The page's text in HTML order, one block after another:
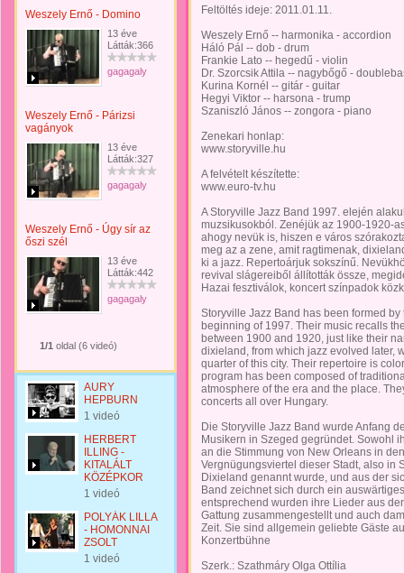
Weszely Ernő - Domino
13 éve
Látták:366
gagagaly
Weszely Ernő - Párizsi
vagányok
13 éve
Látták:327
gagagaly
Weszely Ernő - Úgy sír az
őszi szél
13 éve
Látták:442
gagagaly
1/1 oldal (6 videó)
AURY
HEPBURN
1 videó
HERBERT
ILLING -
KITALÁLT
KÖZÉPKOR
1 videó
POLYÁK LILLA
- HOMONNAI
ZSOLT
1 videó
Feltöltés ideje: 2011.01.11.
Weszely Ernő -- harmonika - accordion
Háló Pál -- dob - drum
Frankie Lato -- hegedű - violin
Dr. Szorcsik Attila -- nagybőgő -
Kurina Kornél -- gitár - guitar
Hegyi Viktor -- harsona - trump
Szaniszló János -- zongora - piano
Zenekari honlap:
www.storyville.hu
A felvételt készítette:
www.euro-tv.hu
A Storyville Jazz Band 1997. elején
muzsikusokból. Zenéjük az 1900-1920-
ahogy nevük is, hiszen e város
meg az a zene, amit ragtimenak,
ki a jazz. Repertoárjuk sokszínű.
revival slágereiből állították össze,
Hazai fesztiválok, koncert színpadok
Storyville Jazz Band has been formed
beginning of 1997. Their music recalls
between 1900 and 1920, just like their
dixieland, from which jazz evolved later,
quarter of this city. Their repertoire is
program has been composed of
atmosphere of the era and the place.
concerts all over Hungary.
Die Storyville Jazz Band wurde Anfang
Musikern in Szeged gegründet. Sowohl
an die Stimmung von New Orleans in
Vergnügungsviertel dieser Stadt, also in
Dixieland genannt wurde, und aus der
Band zeichnet sich durch ein
entsprechend wurden ihre Lieder aus
Gattung zusammengestellt und auch
Zeit. Sie sind allgemein geliebte Gäste
Konzertbühne
Szerk.: Szathmáry Olga Ottília